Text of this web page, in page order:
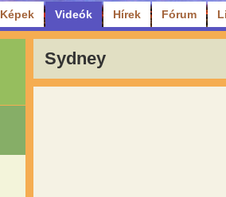
Képek Videók Hírek Fórum
Sydney